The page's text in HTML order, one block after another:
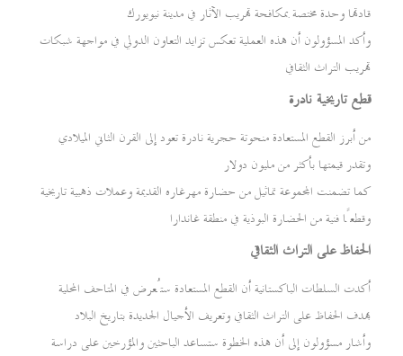
قادتها وحدة مختصة بمكافحة تهريب الآثار في مدينة نيويورك
وأكد المسؤولون أن هذه العملية تعكس تزايد التعاون الدولي في مواجهة شبكات
تهريب التراث الثقافي
قطع تاريخية نادرة
من أبرز القطع المستعادة منحوتة حجرية نادرة تعود إلى القرن الثاني الميلادي
وتقدر قيمتها بأكثر من مليون دولار
كما تضمنت المجموعة تماثيل من حضارة مهرغاره القديمة وعملات ذهبية تاريخية
وقطعًا فنية من الحضارة البوذية في منطقة غاندارا
الحفاظ على التراث الثقافي
أكدت السلطات الباكستانية أن القطع المستعادة ستُعرض في المتاحف المحلية
بهدف الحفاظ على التراث الثقافي وتعريف الأجيال الجديدة بتاريخ البلاد
وأشار مسؤولون إلى أن هذه الخطوة ستساعد الباحثين والمؤرخين على دراسة